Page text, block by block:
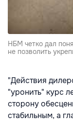
НБМ четко дал
не позволить
"Действия
"уронить" курс
сторону
стабильным, а